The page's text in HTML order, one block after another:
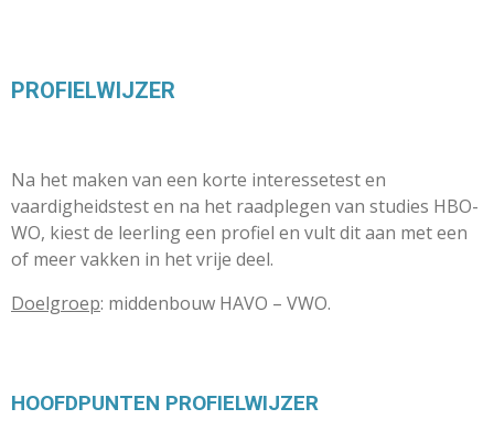
PROFIELWIJZER
Na het maken van een korte interessetest en
vaardigheidstest en na het raadplegen van studies HBO-
WO, kiest de leerling een profiel en vult dit aan met een
of meer vakken in het vrije deel.
Doelgroep: middenbouw HAVO – VWO.
HOOFDPUNTEN PROFIELWIJZER